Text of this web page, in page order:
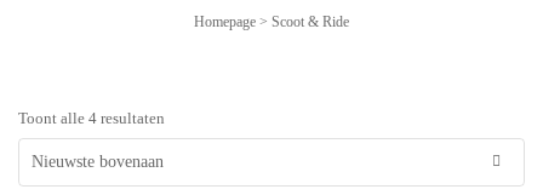
Homepage > Scoot & Ride
Toont alle 4 resultaten